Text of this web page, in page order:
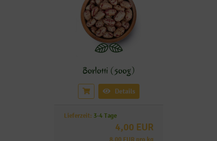
Borlotti (500g)
Details
Lieferzeit: 3-4 Tage
4,00 EUR